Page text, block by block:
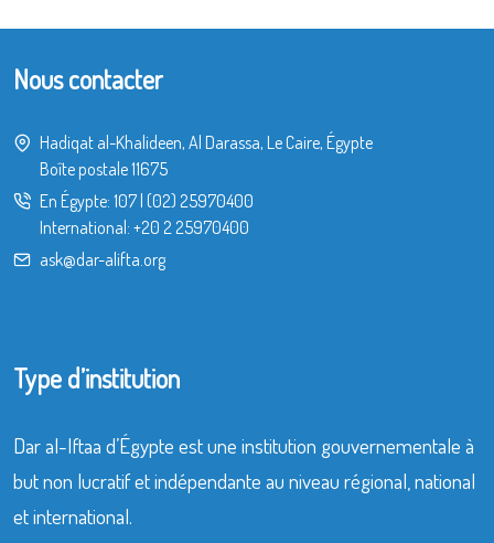
Nous contacter
Hadiqat al-Khalideen, Al Darassa, Le Caire, Égypte
Boîte postale 11675
En Égypte: 107| (02) 25970400
International: +20 2 25970400
ask@dar-alifta.org
Type d’institution
Dar al-Iftaa d’Égypte est une institution gouvernementale à
but non lucratif et indépendante au niveau régional, national
et international.